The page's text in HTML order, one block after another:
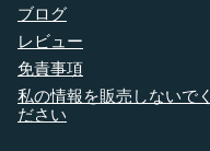
Nas 出生図
Simon Cowell
Rose McGowan 出生図
Bruce Springsteen
ブログ
レビュー
免責事項
私の情報を販売しないでく
ださい